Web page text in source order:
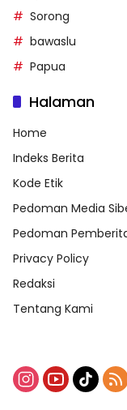
Sorong
bawaslu
Papua
Halaman
Home
Indeks Berita
Kode Etik
Pedoman Media
Pedoman
Privacy Policy
Redaksi
Tentang Kami